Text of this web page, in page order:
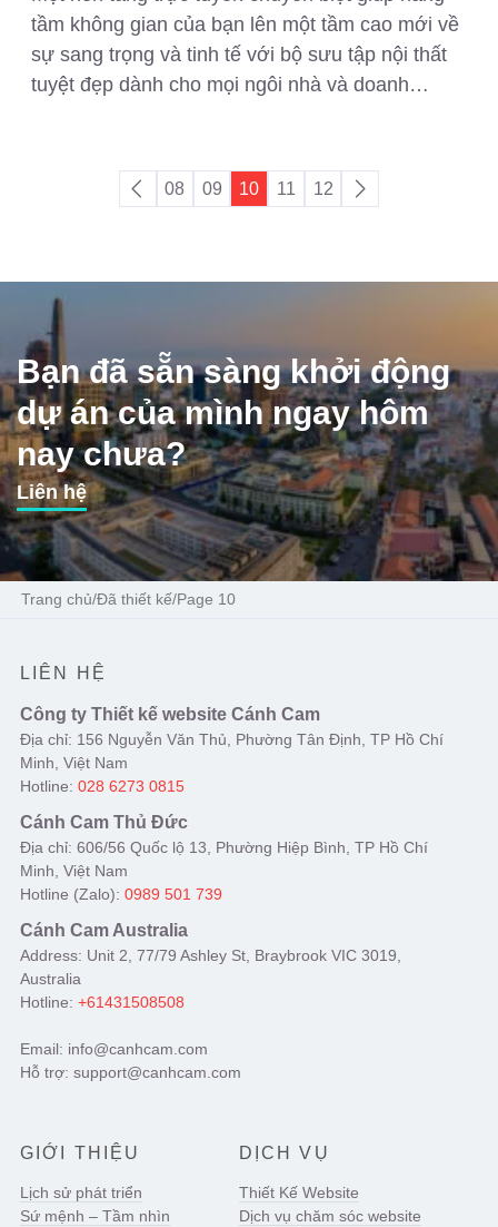
tầm không gian của bạn lên một tầm cao mới về
sự sang trọng và tinh tế với bộ sưu tập nội thất
tuyệt đẹp dành cho mọi ngôi nhà và doanh
08 09 10 11 12
Bạn đã sẵn sàng khởi động
dự án của mình ngay hôm
nay chưa?
Liên hệ
Trang chủ/Đã thiết kế/Page 10
LIÊN HỆ
Công ty Thiết kế website Cánh Cam
Địa chỉ: 156 Nguyễn Văn Thủ, Phường Tân Định, TP Hồ Chí
Minh, Việt Nam
Hotline: 028 6273 0815
Cánh Cam Thủ Đức
Địa chỉ: 606/56 Quốc lộ 13, Phường Hiệp Bình, TP Hồ Chí
Minh, Việt Nam
Hotline (Zalo): 0989 501 739
Cánh Cam Australia
Address: Unit 2, 77/79 Ashley St, Braybrook VIC 3019,
Australia
Hotline: +61431508508
Email: info@canhcam.com
Hỗ trợ: support@canhcam.com
GIỚI THIỆU
Lịch sử phát triển
Sứ mệnh – Tầm nhìn
DỊCH VỤ
Thiết Kế Website
Dịch vụ chăm sóc website